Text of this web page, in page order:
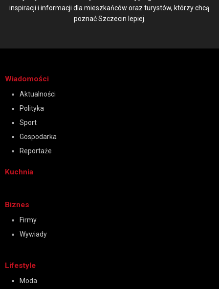
inspiracji i informacji dla mieszkańców oraz turystów, którzy chcą
poznać Szczecin lepiej.
Wiadomości
Aktualności
Polityka
Sport
Gospodarka
Reportaże
Kuchnia
Biznes
Firmy
Wywiady
Lifestyle
Moda